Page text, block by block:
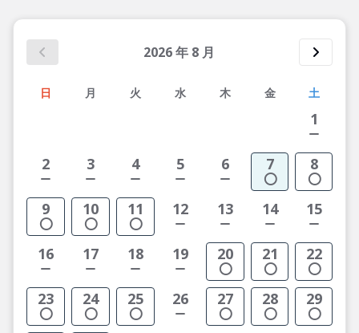
2026年 8 月
日 月 火 水 木 金 土
1
2 3 4 5 6 7 8
9 10 11 12 13 14 15
16 17 18 19 20 21 22
23 24 25 26 27 28 29